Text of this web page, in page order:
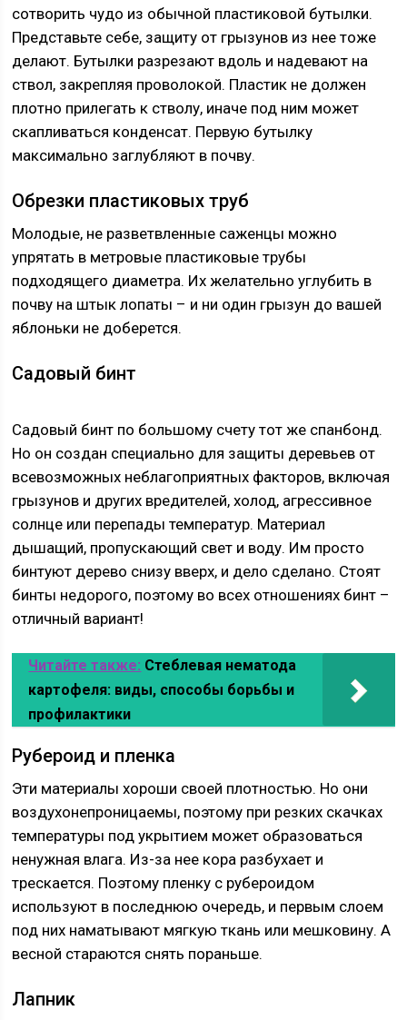
сотворить чудо из обычной пластиковой бутылки.
Представьте себе, защиту от грызунов из нее тоже
делают. Бутылки разрезают вдоль и надевают на
ствол, закрепляя проволокой. Пластик не должен
плотно прилегать к стволу, иначе под ним может
скапливаться конденсат. Первую бутылку
максимально заглубляют в почву.
Обрезки пластиковых труб
Молодые, не разветвленные саженцы можно
упрятать в метровые пластиковые трубы
подходящего диаметра. Их желательно углубить в
почву на штык лопаты – и ни один грызун до вашей
яблоньки не доберется.
Садовый бинт
Садовый бинт по большому счету тот же спанбонд.
Но он создан специально для защиты деревьев от
всевозможных неблагоприятных факторов, включая
грызунов и других вредителей, холод, агрессивное
солнце или перепады температур. Материал
дышащий, пропускающий свет и воду. Им просто
бинтуют дерево снизу вверх, и дело сделано. Стоят
бинты недорого, поэтому во всех отношениях бинт –
отличный вариант!
Читайте также: Стеблевая нематода
картофеля: виды, способы борьбы и
профилактики
Рубероид и пленка
Эти материалы хороши своей плотностью. Но они
воздухонепроницаемы, поэтому при резких скачках
температуры под укрытием может образоваться
ненужная влага. Из-за нее кора разбухает и
трескается. Поэтому пленку с рубероидом
используют в последнюю очередь, и первым слоем
под них наматывают мягкую ткань или мешковину. А
весной стараются снять пораньше.
Лапник